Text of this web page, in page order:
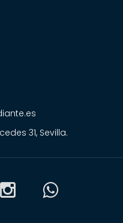
31, Sevilla.